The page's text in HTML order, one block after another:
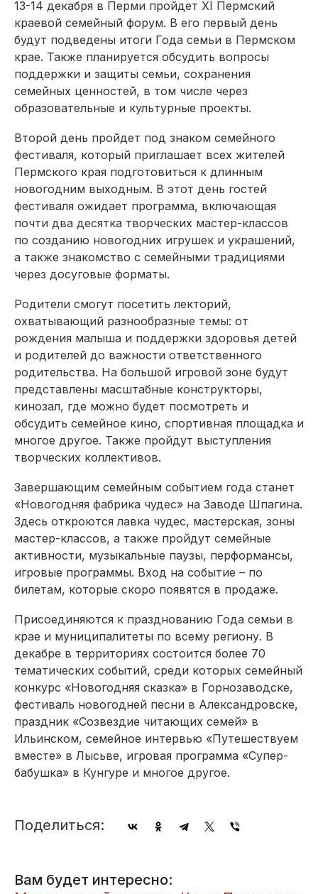
13-14 декабря в Перми пройдет XI Пермский
краевой семейный форум. В его первый день
будут подведены итоги Года семьи в Пермском
крае. Также планируется обсудить вопросы
поддержки и защиты семьи, сохранения
семейных ценностей, в том числе через
образовательные и культурные проекты.
Второй день пройдет под знаком семейного
фестиваля, который приглашает всех жителей
Пермского края подготовиться к длинным
новогодним выходным. В этот день гостей
фестиваля ожидает программа, включающая
почти два десятка творческих мастер-классов
по созданию новогодних игрушек и украшений,
а также знакомство с семейными традициями
через досуговые форматы.
Родители смогут посетить лекторий,
охватывающий разнообразные темы: от
рождения малыша и поддержки здоровья детей
и родителей до важности ответственного
родительства. На большой игровой зоне будут
представлены масштабные конструкторы,
кинозал, где можно будет посмотреть и
обсудить семейное кино, спортивная площадка и
многое другое. Также пройдут выступления
творческих коллективов.
Завершающим семейным событием года станет
«Новогодняя фабрика чудес» на Заводе Шпагина.
Здесь откроются лавка чудес, мастерская, зоны
мастер-классов, а также пройдут семейные
активности, музыкальные паузы, перформансы,
игровые программы. Вход на событие – по
билетам, которые скоро по­явятся в продаже.
Присоединяются к празднованию Года семьи в
крае и муниципалитеты по всему региону. В
декабре в территориях состоится более 70
тематических событий, среди которых семейный
конкурс «Новогодняя сказка» в Горнозаводске,
фестиваль новогодней песни в Александровске,
праздник «Созвездие читающих семей» в
Ильинском, семейное интервью «Путешествуем
вместе» в Лысьве, игровая программа «Супер-
бабушка» в Кунгуре и многое другое.
Поделиться:
Вам будет интересно: